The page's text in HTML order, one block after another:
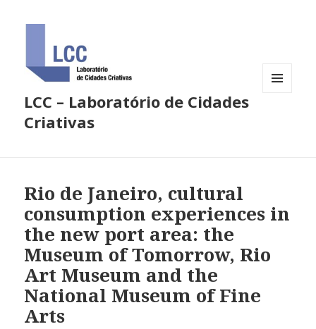
LCC – Laboratório de Cidades
Criativas
Rio de Janeiro, cultural
consumption experiences in
the new port area: the
Museum of Tomorrow, Rio
Art Museum and the
National Museum of Fine
Arts